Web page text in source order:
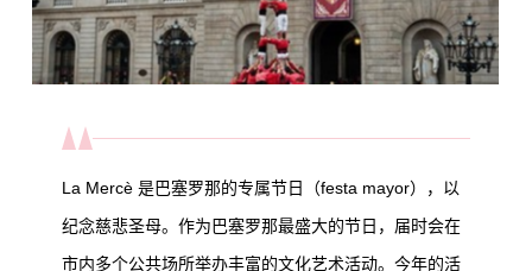
La Mercè 是巴塞罗那的专属节日（festa mayor），以
纪念慈悲圣母。作为巴塞罗那最盛大的节日，届时会在
市内多个公共场所举办丰富的文化艺术活动。今年的活